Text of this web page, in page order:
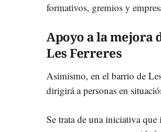
formativos, gremios y
Apoyo a la mejora
Les Ferreres
Asimismo, en el barrio de
dirigirá a personas en
Se trata de una iniciativa